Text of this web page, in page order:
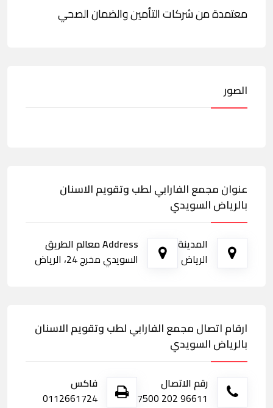
معتمدة من شركات التأمين والضمان الصحي
الصور
عنوان مجمع الفارابي لطب وتقویم الاسنان
بالرياض السويدي
المدينة
الرياض
Address معالم الطريق
السويدي مخرج 24، الرياض
ارقام اتصال مجمع الفارابي لطب وتقویم الاسنان
بالرياض السويدي
رقم الاتصال
96611 202 7500
فاكس
0112661724